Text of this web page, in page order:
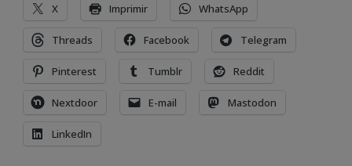
X Imprimir WhatsApp
Threads Facebook Telegram
Pinterest Tumblr Reddit
Nextdoor E-mail Mastodon
LinkedIn